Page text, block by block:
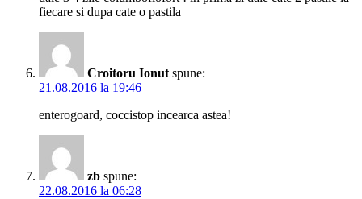
fiecare si dupa cate o pastila
Croitoru Ionut spune:
21.08.2016 la 19:46
enterogoard, coccistop incearca astea!
zb spune:
22.08.2016 la 06:28